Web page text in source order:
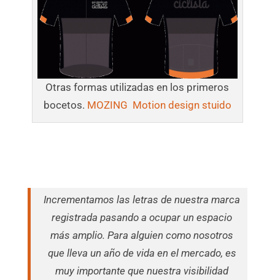
Otras formas utilizadas en los primeros
bocetos. MOZING Motion design stuido
Incrementamos las letras de nuestra marca
registrada pasando a ocupar un espacio
más amplio. Para alguien como nosotros
que lleva un año de vida en el mercado, es
muy importante que nuestra visibilidad